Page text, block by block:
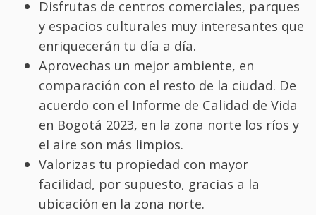
Disfrutas de centros comerciales, parques
y espacios culturales muy interesantes que
enriquecerán tu día a día.
Aprovechas un mejor ambiente, en
comparación con el resto de la ciudad. De
acuerdo con el Informe de Calidad de Vida
en Bogotá 2023, en la zona norte los ríos y
el aire son más limpios.
Valorizas tu propiedad con mayor
facilidad, por supuesto, gracias a la
ubicación en la zona norte.